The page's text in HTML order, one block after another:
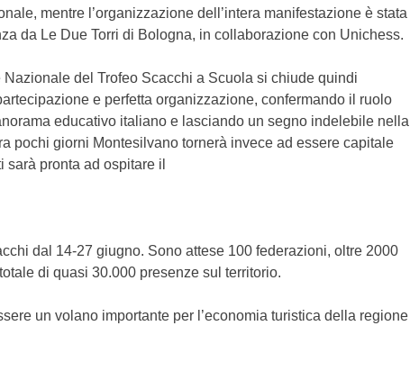
mentre l’organizzazione dell’intera manifestazione è stata
da Le Due Torri di Bologna, in collaborazione con Unichess.
Nazionale del Trofeo Scacchi a Scuola si chiude quindi
e perfetta organizzazione, confermando il ruolo
educativo italiano e lasciando un segno indelebile nella
pochi giorni Montesilvano tornerà invece ad essere capitale
pronta ad ospitare il
dal 14-27 giugno. Sono attese 100 federazioni, oltre 2000
di quasi 30.000 presenze sul territorio.
un volano importante per l’economia turistica della regione